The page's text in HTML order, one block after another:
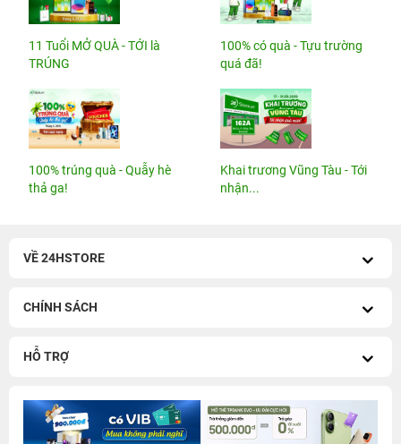
11 Tuổi MỞ QUÀ - TỚI là
TRÚNG
100% có quà - Tựu trường
quá đã!
100% trúng quà - Quẫy hè
thả ga!
Khai trương Vũng Tàu - Tới
nhận...
VỀ 24HSTORE
CHÍNH SÁCH
HỖ TRỢ